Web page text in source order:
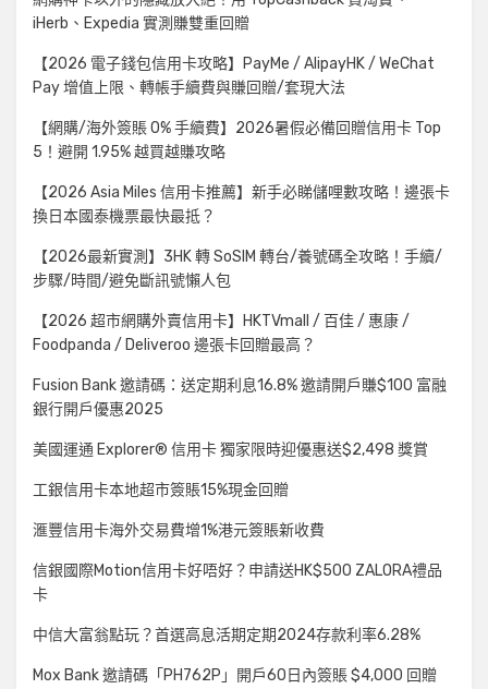
iHerb、Expedia 實測賺雙重回贈
【2026 電子錢包信用卡攻略】PayMe / AlipayHK / WeChat
Pay 增值上限、轉帳手續費與賺回贈/套現大法
【網購/海外簽賬 0% 手續費】2026暑假必備回贈信用卡 Top
5！避開 1.95% 越買越賺攻略
【2026 Asia Miles 信用卡推薦】新手必睇儲哩數攻略！邊張卡
換日本國泰機票最快最抵？
【2026最新實測】3HK 轉 SoSIM 轉台/養號碼全攻略！手續/
步驟/時間/避免斷訊號懶人包
【2026 超市網購外賣信用卡】HKTVmall / 百佳 / 惠康 /
Foodpanda / Deliveroo 邊張卡回贈最高？
Fusion Bank 邀請碼：送定期利息16.8% 邀請開戶賺$100 富融
銀行開戶優惠2025
美國運通 Explorer® 信用卡 獨家限時迎優惠送$2,498 獎賞
工銀信用卡本地超市簽賬15%現金回贈
滙豐信用卡海外交易費增1%港元簽賬新收費
信銀國際Motion信用卡好唔好？申請送HK$500 ZALORA禮品
卡
中信大富翁點玩？首選高息活期定期2024存款利率6.28%
Mox Bank 邀請碼「PH762P」開戶60日內簽賬 $4,000 回贈